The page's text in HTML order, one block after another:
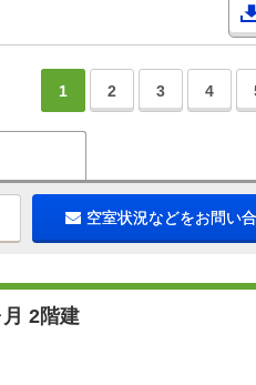
1 2 3 4
空室状況などをお問い
2階建